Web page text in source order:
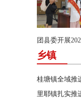
乡镇
桂塘镇全域推